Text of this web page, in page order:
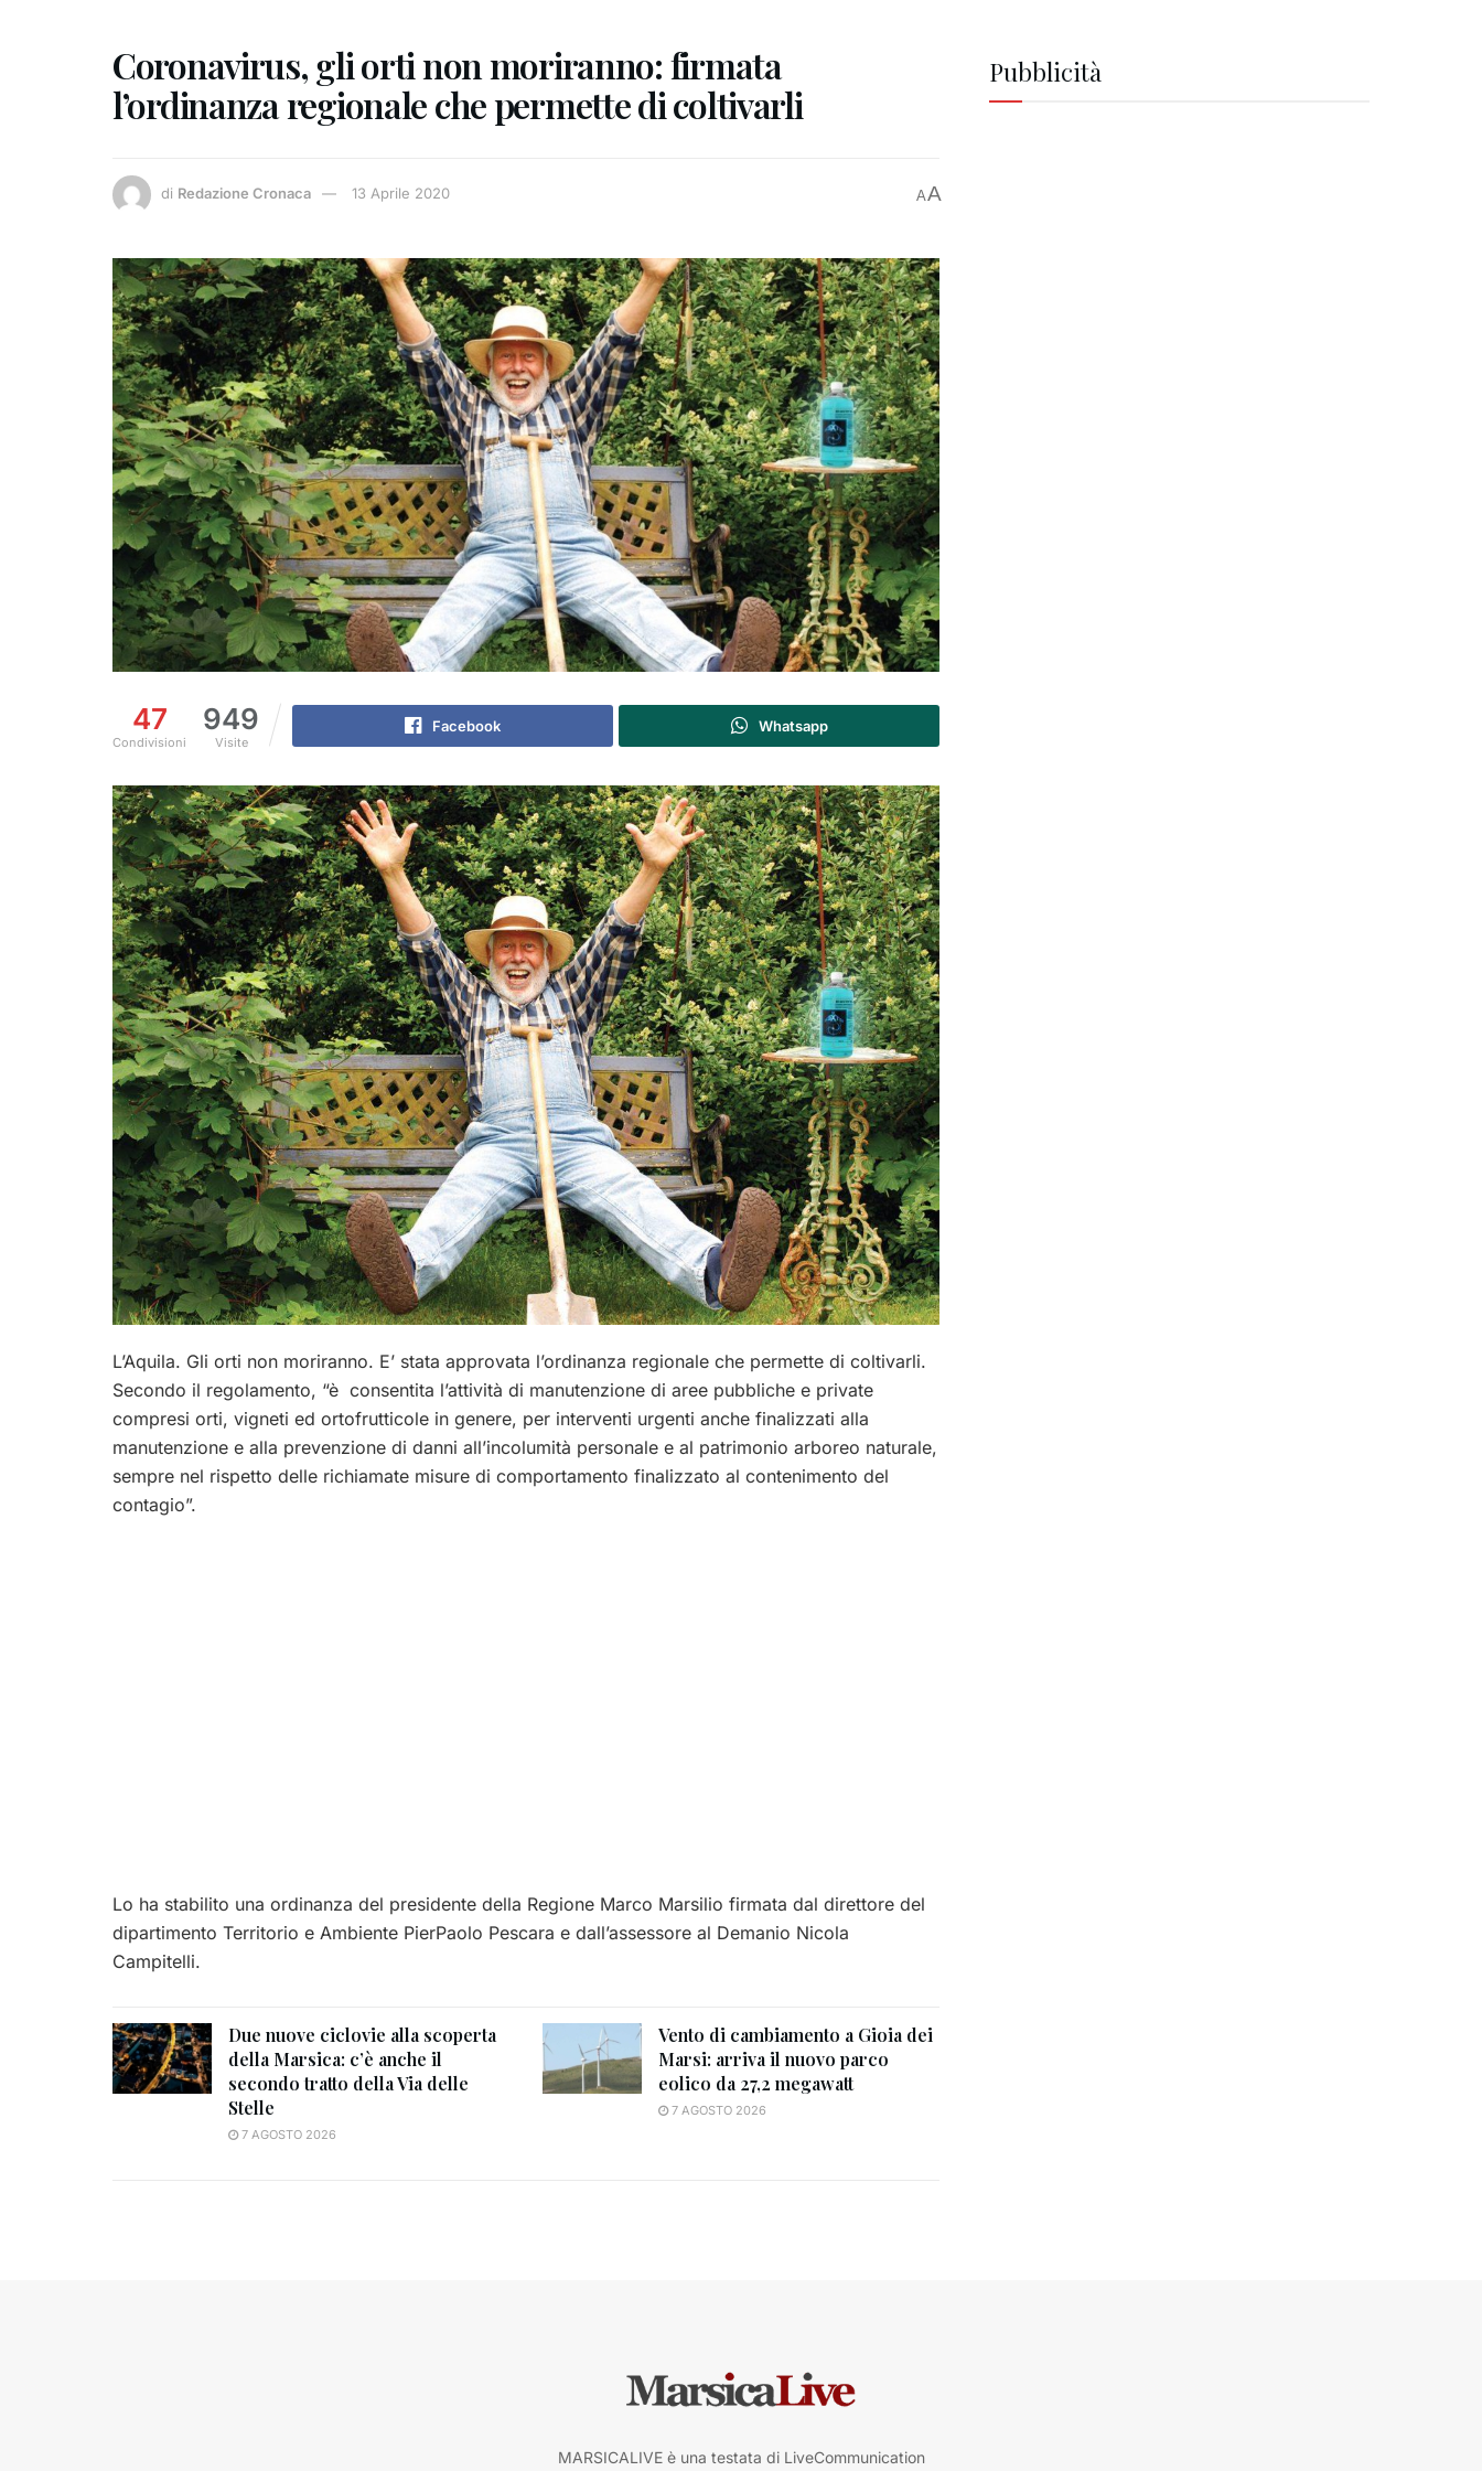
Coronavirus, gli orti non moriranno: firmata
l’ordinanza regionale che permette di coltivarli
di Redazione Cronaca 13 Aprile 2020 AA
47
Condivisioni
949
Visite
Facebook Whatsapp
L’Aquila. Gli orti non moriranno. E’ stata approvata l’ordinanza regionale che permette di coltivarli.
Secondo il regolamento, “è consentita l’attività di manutenzione di aree pubbliche e private
compresi orti, vigneti ed ortofrutticole in genere, per interventi urgenti anche finalizzati alla
manutenzione e alla prevenzione di danni all’incolumità personale e al patrimonio arboreo naturale,
sempre nel rispetto delle richiamate misure di comportamento finalizzato al contenimento del
contagio”.
Lo ha stabilito una ordinanza del presidente della Regione Marco Marsilio firmata dal direttore del
dipartimento Territorio e Ambiente PierPaolo Pescara e dall’assessore al Demanio Nicola
Campitelli.
Due nuove ciclovie alla scoperta
della Marsica: c’è anche il
secondo tratto della Via delle
Stelle
7 AGOSTO 2026
Vento di cambiamento a Gioia dei
Marsi: arriva il nuovo parco
eolico da 27,2 megawatt
7 AGOSTO 2026
Pubblicità
MARSICALIVE è una testata di LiveCommunication